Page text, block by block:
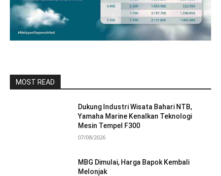
MOST READ
Dukung Industri Wisata Bahari NTB,
Yamaha Marine Kenalkan Teknologi
Mesin Tempel F300
07/08/2026
MBG Dimulai, Harga Bapok Kembali
Melonjak